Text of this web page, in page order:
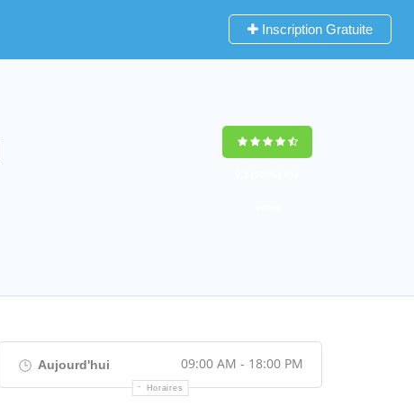
Inscription Gratuite
Aujourd'hui 09:00 AM - 18:00 PM
Horaires